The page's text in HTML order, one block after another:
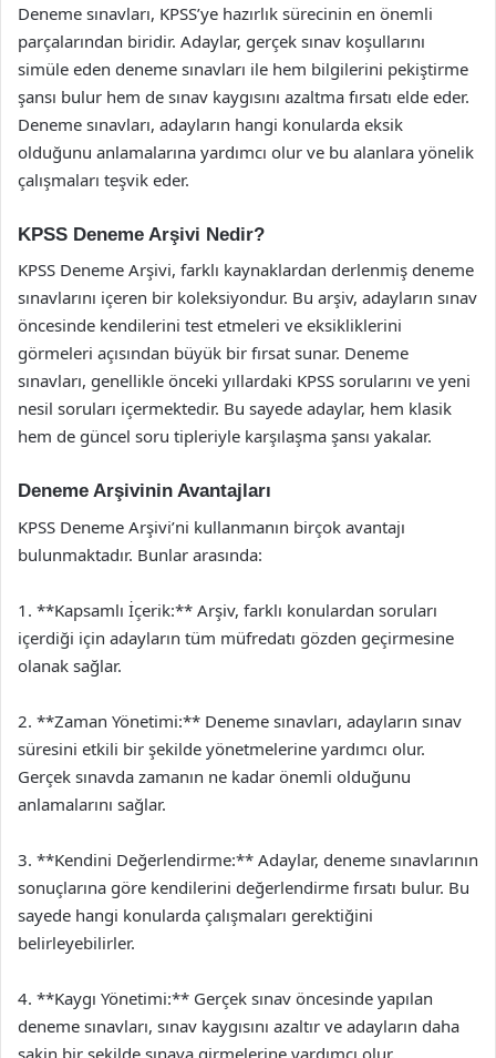
Deneme sınavları, KPSS’ye hazırlık sürecinin en önemli
parçalarından biridir. Adaylar, gerçek sınav koşullarını
simüle eden deneme sınavları ile hem bilgilerini pekiştirme
şansı bulur hem de sınav kaygısını azaltma fırsatı elde eder.
Deneme sınavları, adayların hangi konularda eksik
olduğunu anlamalarına yardımcı olur ve bu alanlara yönelik
çalışmaları teşvik eder.
KPSS Deneme Arşivi Nedir?
KPSS Deneme Arşivi, farklı kaynaklardan derlenmiş deneme
sınavlarını içeren bir koleksiyondur. Bu arşiv, adayların sınav
öncesinde kendilerini test etmeleri ve eksikliklerini
görmeleri açısından büyük bir fırsat sunar. Deneme
sınavları, genellikle önceki yıllardaki KPSS sorularını ve yeni
nesil soruları içermektedir. Bu sayede adaylar, hem klasik
hem de güncel soru tipleriyle karşılaşma şansı yakalar.
Deneme Arşivinin Avantajları
KPSS Deneme Arşivi’ni kullanmanın birçok avantajı
bulunmaktadır. Bunlar arasında:
1. **Kapsamlı İçerik:** Arşiv, farklı konulardan soruları
içerdiği için adayların tüm müfredatı gözden geçirmesine
olanak sağlar.
2. **Zaman Yönetimi:** Deneme sınavları, adayların sınav
süresini etkili bir şekilde yönetmelerine yardımcı olur.
Gerçek sınavda zamanın ne kadar önemli olduğunu
anlamalarını sağlar.
3. **Kendini Değerlendirme:** Adaylar, deneme sınavlarının
sonuçlarına göre kendilerini değerlendirme fırsatı bulur. Bu
sayede hangi konularda çalışmaları gerektiğini
belirleyebilirler.
4. **Kaygı Yönetimi:** Gerçek sınav öncesinde yapılan
deneme sınavları, sınav kaygısını azaltır ve adayların daha
sakin bir şekilde sınava girmelerine yardımcı olur.